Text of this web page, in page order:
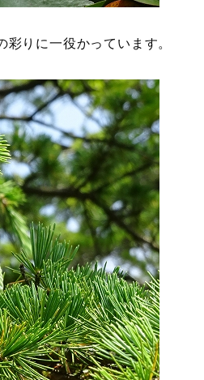
りに一役かっています。